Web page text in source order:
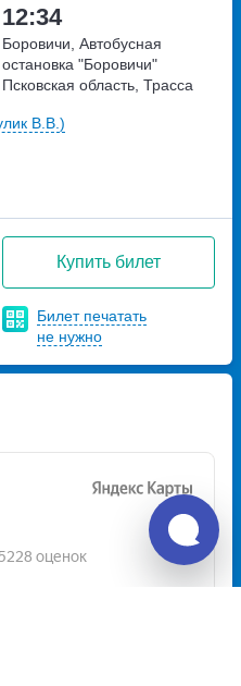
12:34
Купить билет
Билет печатать
не нужно
Боровичи, Автобусная
остановка "Боровичи"
Псковская область, Трасса
В.В.)